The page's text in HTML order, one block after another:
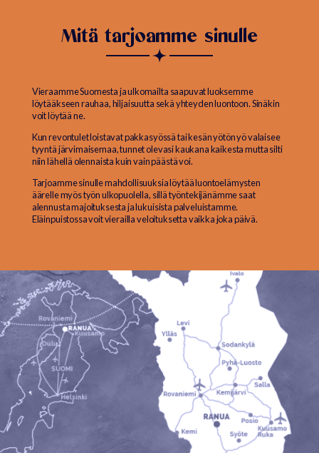
Mitä tarjoamme sinulle
Vieraamme Suomesta ja ulkomailta saapuvat luoksemme
löytääkseen rauhaa, hiljaisuutta sekä yhteyden luontoon. Sinäkin
voit löytää ne.
Kun revontulet loistavat pakkasyössä tai kesän yötön yö valaisee
tyyntä järvimaisemaa, tunnet olevasi kaukana kaikesta mutta silti
niin lähellä olennaista kuin vain päästä voi.
Tarjoamme sinulle mahdollisuuksia löytää luontoelämysten
äärelle myös työn ulkopuolella, sillä työntekijänämme saat
alennusta majoituksesta ja lukuisista palveluistamme.
Eläinpuistossa voit vierailla veloituksetta vaikka joka päivä.